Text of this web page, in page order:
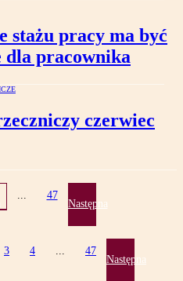
stażu pracy ma być
dla pracownika
czerwiec
47
Następna
3 4 47
Następna